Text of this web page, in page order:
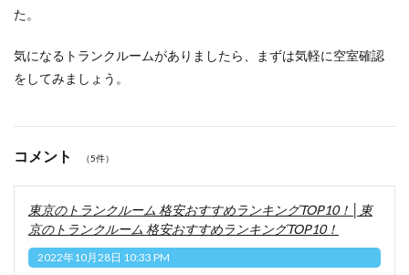
た。
気になるトランクルームがありましたら、まずは気軽に空室確認
をしてみましょう。
コメント （5件）
東京のトランクルーム 格安おすすめランキングTOP10！│東
京のトランクルーム 格安おすすめランキングTOP10！
2022年10月28日 10:33 PM